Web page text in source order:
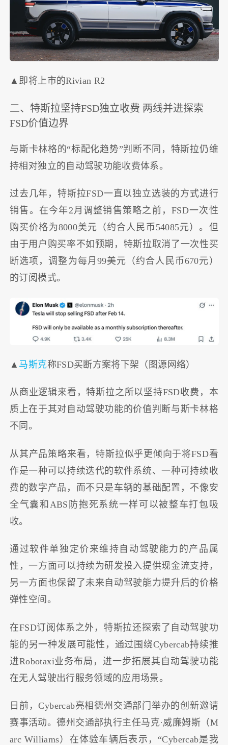
▲即将上市的Rivian R2
二、特斯拉坚持FSD独立收费 两线并进探索
FSD价值边界
与斯卡林格的“标配化趋势”判断不同，特斯拉仍维
持相对独立的自动驾驶功能收费体系。
过去几年，特斯拉FSD一直以独立选装的方式进行
销售。在今年2月调整销售策略之前，FSD一次性
购买价格为8000美元（约合人民币54085元）。但
由于用户购买率不如预期，特斯拉取消了一次性买
断选项，调整为每月99美元（约合人民币670元）
的订阅模式。
▲ 马斯克称FSD买断方案将下架（图源网络）
从商业逻辑来看，特斯拉之所以坚持FSD收费，本
质上在于其对自动驾驶功能的价值判断与斯卡林格
不同。
从其产品策略来看，特斯拉似乎更倾向于将FSD看
作是一种可以持续迭代的软件系统、一种可持续收
费的数字产品，而不只是车辆的基础配置，不像安
全气囊和ABS防抱死系统一样可以被整车打包吸
收。
通过软件单独定价来维持自动驾驶能力的产品属
性，一方面可以持续为研发投入提供现金流支持，
另一方面也保留了未来自动驾驶能力提升后的价格
弹性空间。
在FSD订阅体系之外，特斯拉还探索了自动驾驶功
能的另一种发展可能性，通过围绕Cybercab持续推
进Robotaxi业务布局，进一步拓展其自动驾驶功能
在无人驾驶出行服务领域的应用场景。
日前，Cybercab亮相德州交通部门举办的创新邀请
赛事活动。德州交通部执行主任马克·威廉姆斯（M
arc Williams）在体验车辆后表示，“Cybercab是我